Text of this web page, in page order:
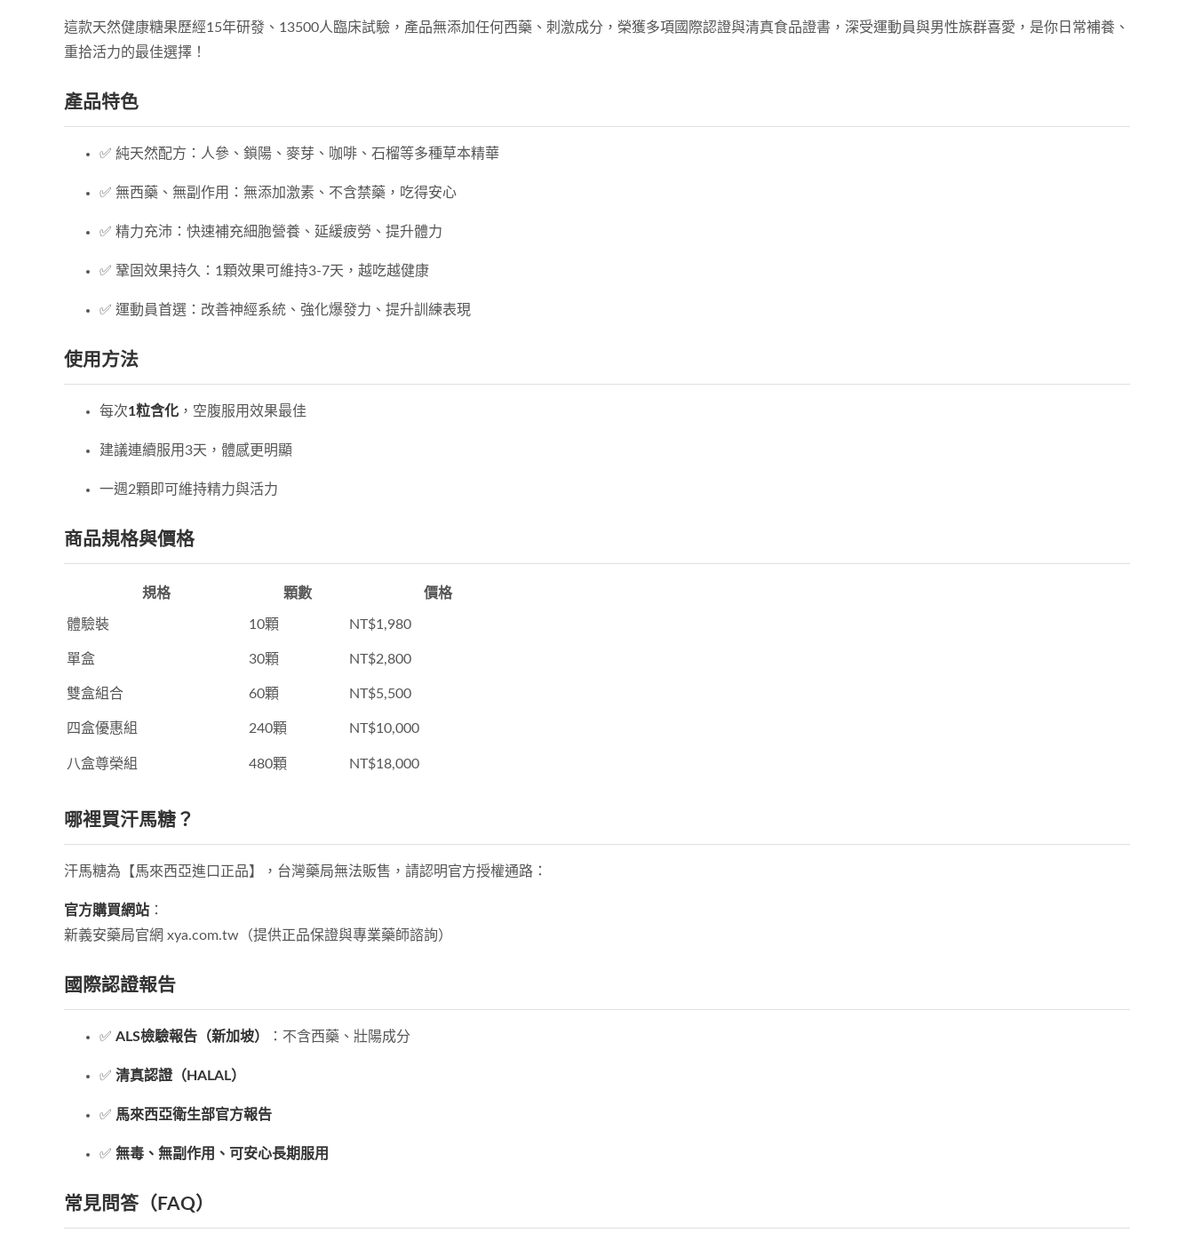
這款天然健康糖果歷經15年研發、13500人臨床試驗，產品無添加任何西藥、刺激成分，榮獲多項國際認證與清真食品證書，深受運動員與男性族群喜愛，是你日常補養、
重拾活力的最佳選擇！
產品特色
✅ 純天然配方：人參、鎖陽、麥芽、咖啡、石榴等多種草本精華
✅ 無西藥、無副作用：無添加激素、不含禁藥，吃得安心
✅ 精力充沛：快速補充細胞營養、延緩疲勞、提升體力
✅ 鞏固效果持久：1顆效果可維持3-7天，越吃越健康
✅ 運動員首選：改善神經系統、強化爆發力、提升訓練表現
使用方法
每次1粒含化 ，空腹服用效果最佳
建議連續服用3天，體感更明顯
一週2顆即可維持精力與活力
商品規格與價格
規格 顆數 價格
體驗裝 10顆 NT$1,980
單盒 30顆 NT$2,800
雙盒組合 60顆 NT$5,500
四盒優惠組 240顆 NT$10,000
八盒尊榮組 480顆 NT$18,000
哪裡買汗馬糖？
汗馬糖為【馬來西亞進口正品】，台灣藥局無法販售，請認明官方授權通路：
官方購買網站 ：
新義安藥局官網 xya.com.tw（提供正品保證與專業藥師諮詢）
國際認證報告
✅ ALS檢驗報告（新加坡） ：不含西藥、壯陽成分
✅ 清真認證（HALAL）
✅ 馬來西亞衛生部官方報告
✅ 無毒、無副作用、可安心長期服用
常見問答（FAQ）